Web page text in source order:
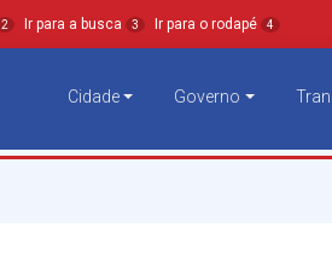
2 Ir para a busca 3 Ir para o rodapé 4
Cidade Governo